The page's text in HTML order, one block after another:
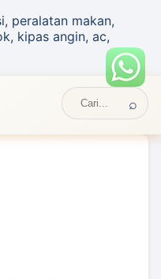
peralatan makan,
kipas angin, ac,